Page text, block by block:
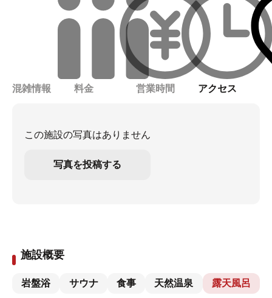
混雑情報 料金 営業時間 アクセス
この施設の写真はありません
写真を投稿する
施設概要
岩盤浴 サウナ 食事 天然温泉 露天風呂